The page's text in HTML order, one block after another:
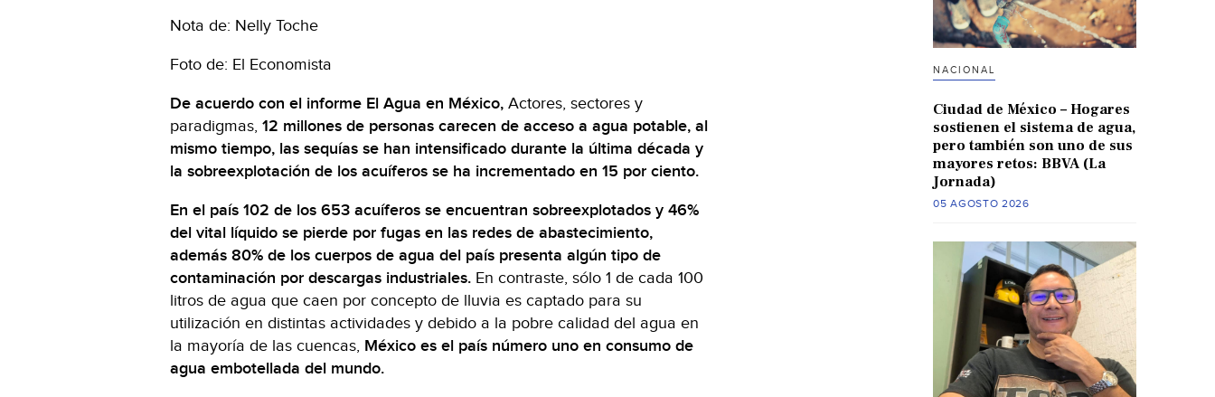
Nota de: Nelly Toche
Foto de: El Economista
De acuerdo con el informe El Agua en México, Actores, sectores y
paradigmas, 12 millones de personas carecen de acceso a agua potable, al
mismo tiempo, las sequías se han intensificado durante la última década y
la sobreexplotación de los acuíferos se ha incrementado en 15 por ciento.
En el país 102 de los 653 acuíferos se encuentran sobreexplotados y 46%
del vital líquido se pierde por fugas en las redes de abastecimiento,
además 80% de los cuerpos de agua del país presenta algún tipo de
contaminación por descargas industriales. En contraste, sólo 1 de cada 100
litros de agua que caen por concepto de lluvia es captado para su
utilización en distintas actividades y debido a la pobre calidad del agua en
la mayoría de las cuencas, México es el país número uno en consumo de
agua embotellada del mundo.
NACIONAL
Ciudad de México – Hogares
sostienen el sistema de agua,
pero también son uno de sus
mayores retos: BBVA (La
Jornada)
05 AGOSTO 2026